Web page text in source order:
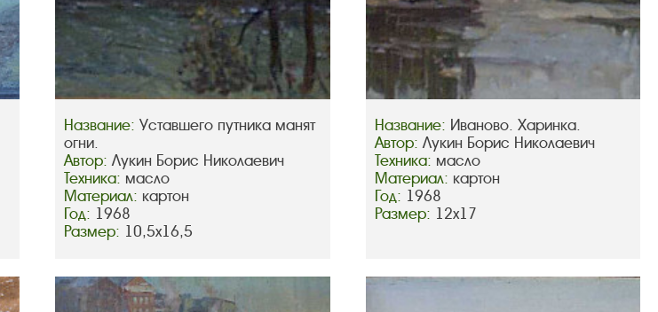
Название:Уставшего путника манят
огни.
Автор:Лукин Борис Николаевич
Техника: масло
Материал: картон
Год: 1968
Размер: 10,5х16,5
Название: Иваново. Харинка.
Автор: Лукин Борис Николаевич
Техника: масло
Материал: картон
Год: 1968
Размер: 12х17